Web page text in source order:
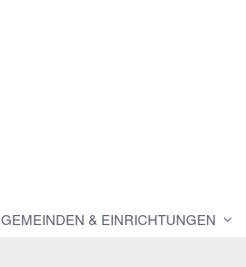
GEMEINDEN & EINRICHTUNGEN